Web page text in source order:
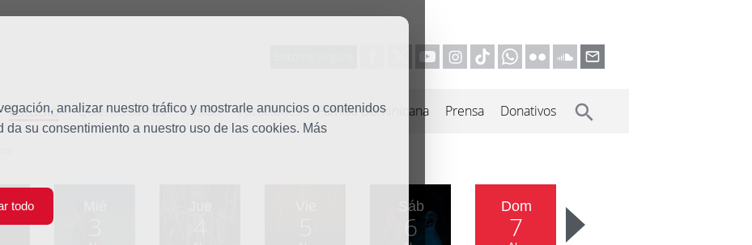
analizar nuestro tráfico y mostrarle anuncios o contenidos
da su consentimiento a nuestro uso de las cookies. Más
todo
Estudio Quiénes somos Misión Vocaciones Familia Dominicana Prensa Donativos
Sáb
6
Dom
7